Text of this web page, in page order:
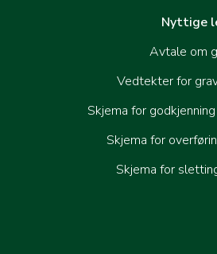
Nyttige
Avtale om
Vedtekter for
Skjema for
Skjema for
Skjema for